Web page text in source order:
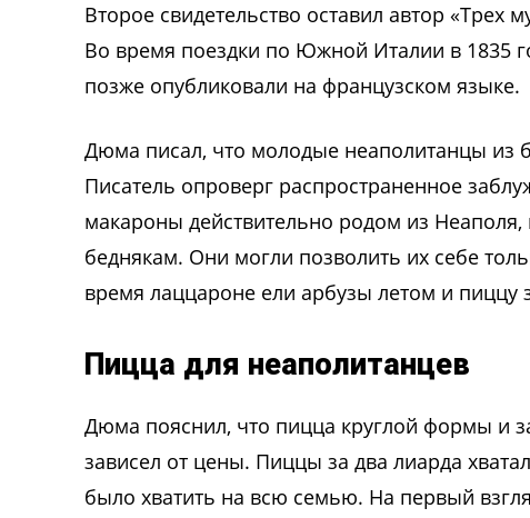
Второе свидетельство оставил автор
Во время поездки по Южной Италии в 1835
позже опубликовали на французском языке.
Дюма писал, что молодые неаполитанцы из
Писатель опроверг распространенное
макароны действительно родом из
беднякам. Они могли позволить их себе
время лаццароне ели арбузы летом и пиццу
Пицца для неаполитанцев
Дюма пояснил, что пицца круглой формы и
зависел от цены. Пиццы за два лиарда
было хватить на всю семью. На первый